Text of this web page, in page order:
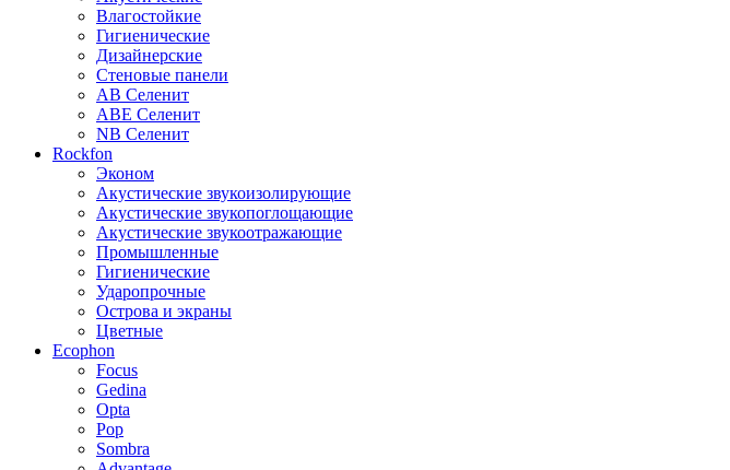
Влагостойкие
Гигиенические
Дизайнерские
Стеновые панели
AB Селенит
ABE Селенит
NB Селенит
Rockfon
Эконом
Акустические звукоизолирующие
Акустические звукопоглощающие
Акустические звукоотражающие
Промышленные
Гигиенические
Ударопрочные
Острова и экраны
Цветные
Ecophon
Focus
Gedina
Opta
Pop
Sombra